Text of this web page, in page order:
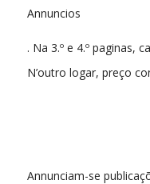
Annuncios
. Na 3.º e 4.º paginas,
N’outro logar, preço
Annunciam-se